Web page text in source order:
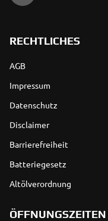
RECHTLICHES
AGB
Impressum
Datenschutz
Disclaimer
Barrierefreiheit
Batteriegesetz
Altölverordnung
ÖFFNUNGSZEITEN